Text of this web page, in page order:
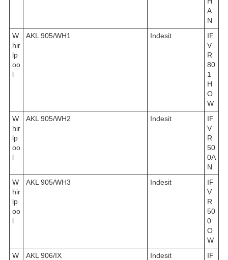
A
N
W
hir
lp
oo
l
AKL 905/WH1 Indesit
IF
V
R
80
1
H
O
W
W
hir
lp
oo
l
AKL 905/WH2 Indesit
IF
V
R
50
0A
N
W
hir
lp
oo
l
AKL 905/WH3 Indesit
IF
V
R
50
0
O
W
W
AKL 906/IX Indesit
IF